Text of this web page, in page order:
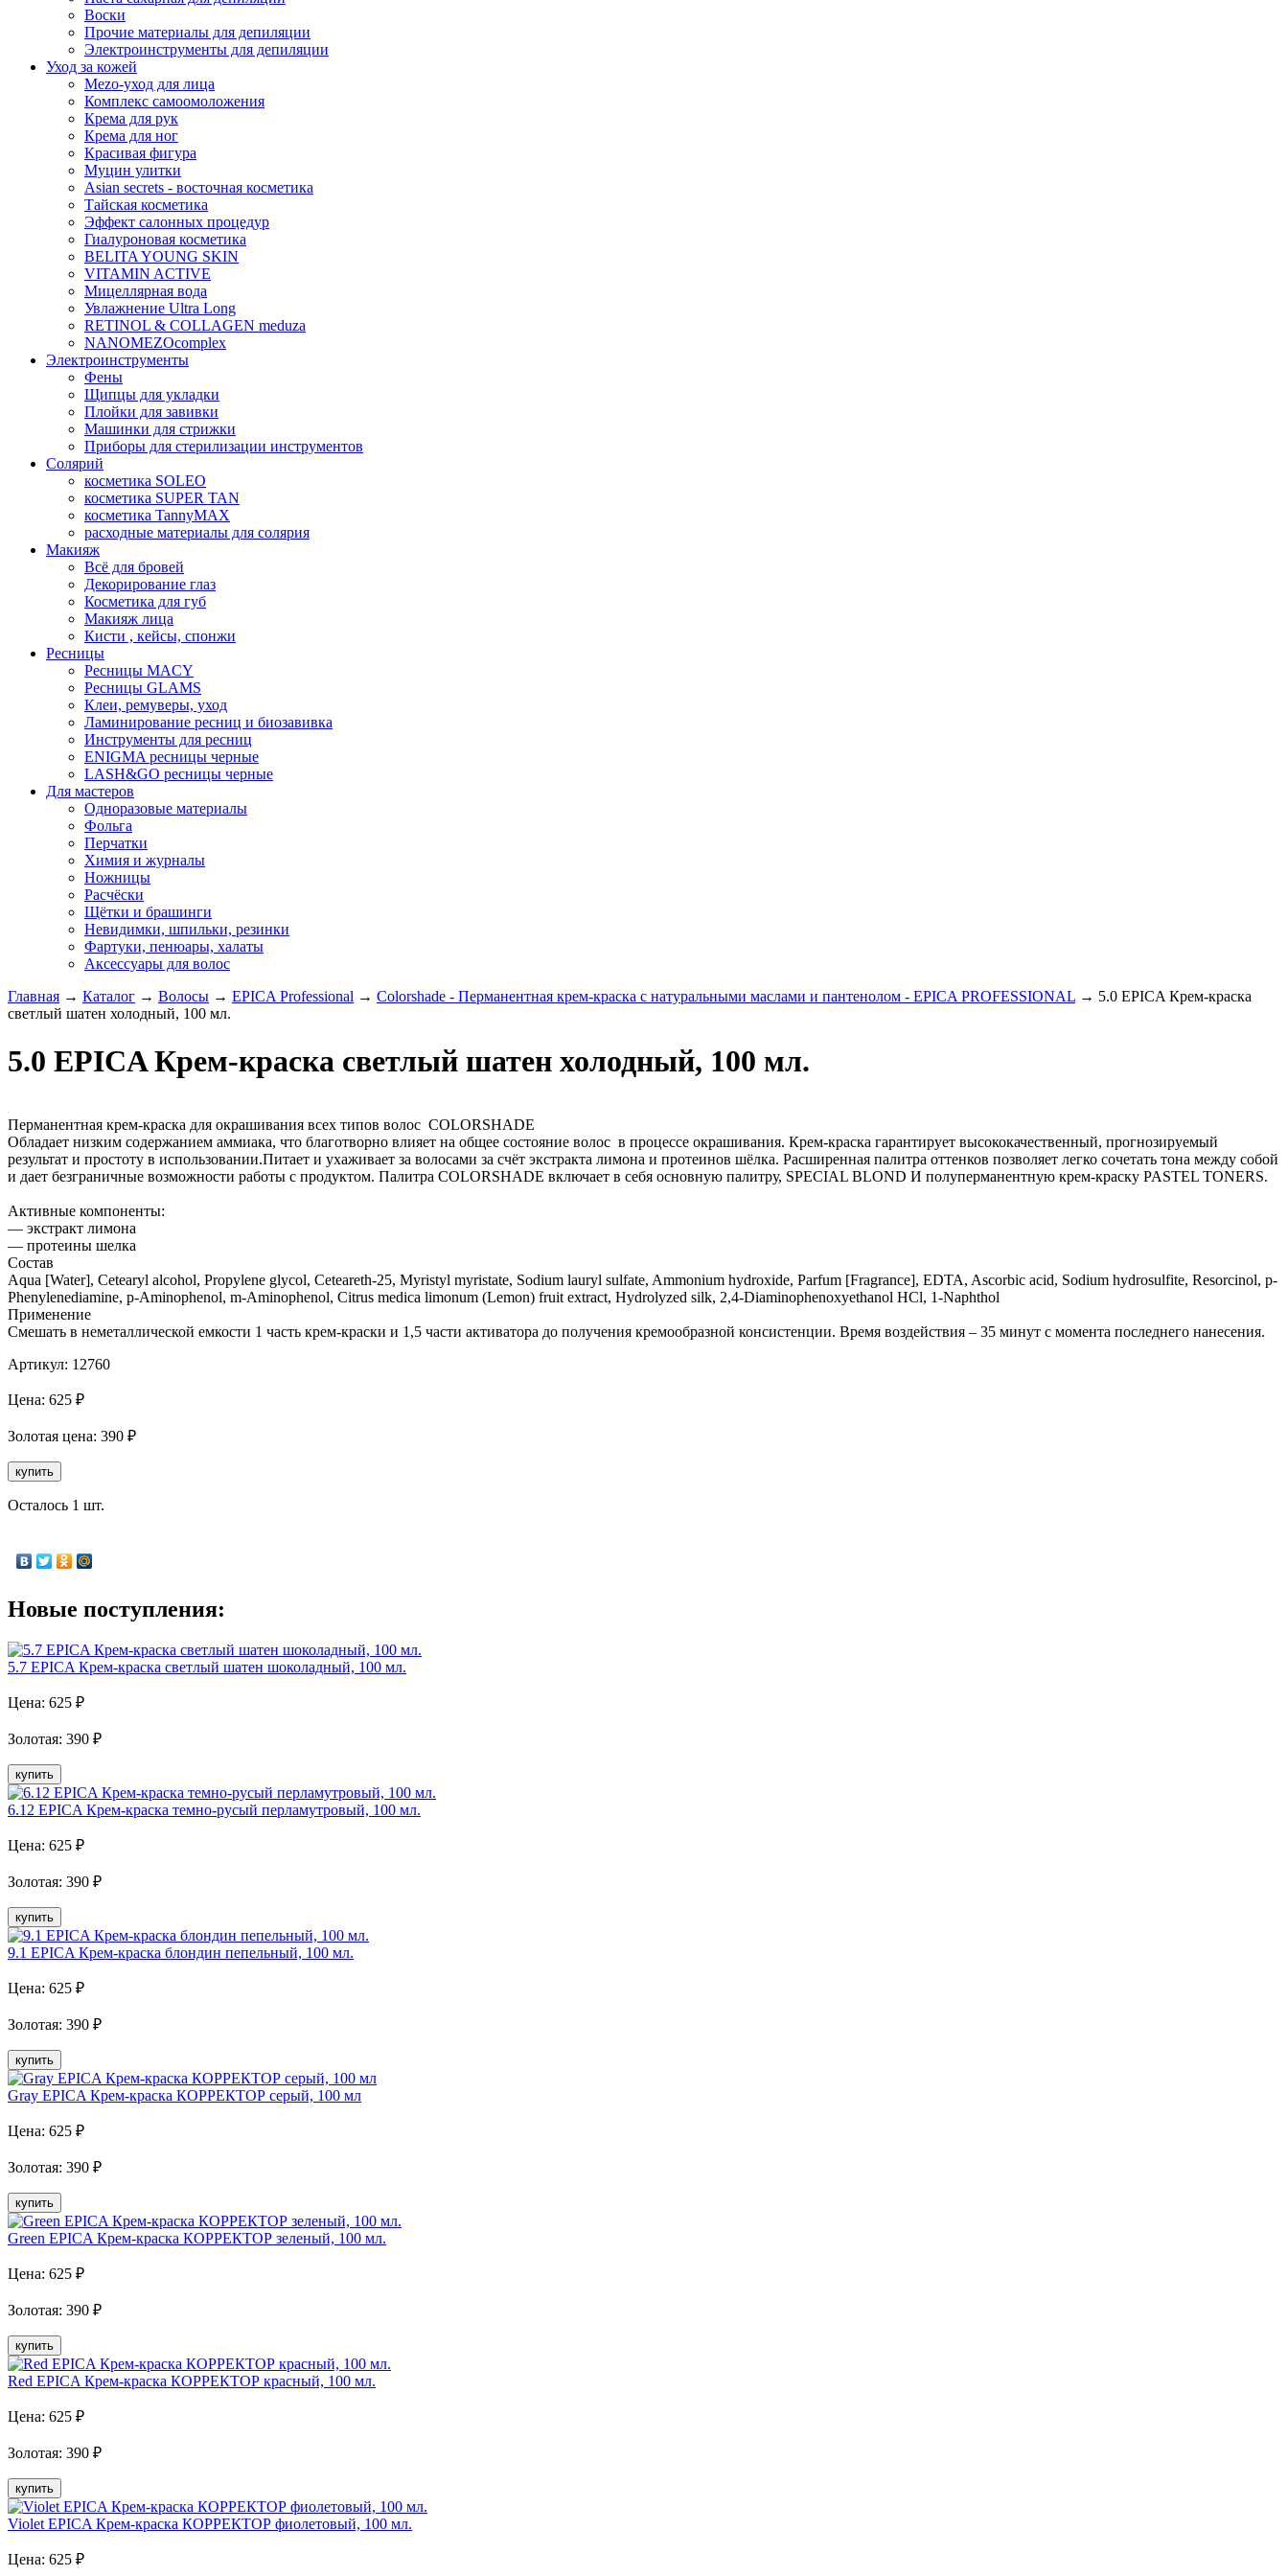
Воски
Прочие материалы для депиляции
Электроинструменты для депиляции
Уход за кожей
Mezo-уход для лица
Комплекс самоомоложения
Крема для рук
Крема для ног
Красивая фигура
Муцин улитки
Asian seсrets - восточная косметика
Тайская косметика
Эффект салонных процедур
Гиалуроновая косметика
BELITA YOUNG SKIN
VITAMIN ACTIVE
Мицеллярная вода
Увлажнение Ultra Long
RETINOL & COLLAGEN meduza
NANOMEZOcomplex
Электроинструменты
Фены
Щипцы для укладки
Плойки для завивки
Машинки для стрижки
Приборы для стерилизации инструментов
Солярий
косметика SOLEO
косметика SUPER TAN
косметика TannyMAX
расходные материалы для солярия
Макияж
Всё для бровей
Декорирование глаз
Косметика для губ
Макияж лица
Кисти , кейсы, спонжи
Ресницы
Ресницы MACY
Ресницы GLAMS
Клеи, ремуверы, уход
Ламинирование ресниц и биозавивка
Инструменты для ресниц
ENIGMA ресницы черные
LASH&GO ресницы черные
Для мастеров
Одноразовые материалы
Фольга
Перчатки
Химия и журналы
Ножницы
Расчёски
Щётки и брашинги
Невидимки, шпильки, резинки
Фартуки, пенюары, халаты
Аксессуары для волос
Главная → Каталог → Волосы → EPICA Professional → Colorshade - Перманентная крем-краска с натуральными маслами и пантенолом - EPICA PROFESSIONAL → 5.0 EPICA Крем-краска
светлый шатен холодный, 100 мл.
5.0 EPICA Крем-краска светлый шатен холодный, 100 мл.
Перманентная крем-краска для окрашивания всех типов волос COLORSHADE
Обладает низким содержанием аммиака, что благотворно влияет на общее состояние волос в процессе окрашивания. Крем-краска гарантирует высококачественный, прогнозируемый
результат и простоту в использовании.Питает и ухаживает за волосами за счёт экстракта лимона и протеинов шёлка. Расширенная палитра оттенков позволяет легко сочетать тона между собой
и дает безграничные возможности работы с продуктом. Палитра COLORSHADE включает в себя основную палитру, SPECIAL BLOND И полуперманентную крем-краску PASTEL TONERS.
Активные компоненты:
— экстракт лимона
— протеины шелка
Состав
Aqua [Water], Cetearyl alcohol, Propylene glycol, Ceteareth-25, Myristyl myristate, Sodium lauryl sulfate, Ammonium hydroxide, Parfum [Fragrance], EDTA, Ascorbic acid, Sodium hydrosulfite, Resorcinol, p-
Phenylenediamine, p-Aminophenol, m-Aminophenol, Citrus medica limonum (Lemon) fruit extract, Hydrolyzed silk, 2,4-Diaminophenoxyethanol HCl, 1-Naphthol
Применение
Смешать в неметаллической емкости 1 часть крем-краски и 1,5 части активатора до получения кремообразной консистенции. Время воздействия – 35 минут с момента последнего нанесения.
Артикул: 12760
Цена: 625 ₽
Золотая цена: 390 ₽
купить
Осталось 1 шт.
Новые поступления:
5.7 EPICA Крем-краска светлый шатен шоколадный, 100 мл.
Цена: 625 ₽
Золотая: 390 ₽
купить
6.12 EPICA Крем-краска темно-русый перламутровый, 100 мл.
Цена: 625 ₽
Золотая: 390 ₽
купить
9.1 EPICA Крем-краска блондин пепельный, 100 мл.
Цена: 625 ₽
Золотая: 390 ₽
купить
Gray EPICA Крем-краска КОРРЕКТОР серый, 100 мл
Цена: 625 ₽
Золотая: 390 ₽
купить
Green EPICA Крем-краска КОРРЕКТОР зеленый, 100 мл.
Цена: 625 ₽
Золотая: 390 ₽
купить
Red EPICA Крем-краска КОРРЕКТОР красный, 100 мл.
Цена: 625 ₽
Золотая: 390 ₽
купить
Violet EPICA Крем-краска КОРРЕКТОР фиолетовый, 100 мл.
Цена: 625 ₽